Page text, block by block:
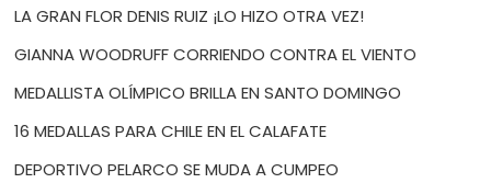
LA GRAN FLOR DENIS RUIZ ¡LO HIZO OTRA VEZ!
GIANNA WOODRUFF CORRIENDO CONTRA EL VIENTO
MEDALLISTA OLÍMPICO BRILLA EN SANTO DOMINGO
16 MEDALLAS PARA CHILE EN EL CALAFATE
DEPORTIVO PELARCO SE MUDA A CUMPEO